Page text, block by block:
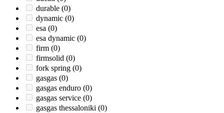
durable (0)
dynamic (0)
esa (0)
esa dynamic (0)
firm (0)
firmsolid (0)
fork spring (0)
gasgas (0)
gasgas enduro (0)
gasgas service (0)
gasgas thessaloniki (0)